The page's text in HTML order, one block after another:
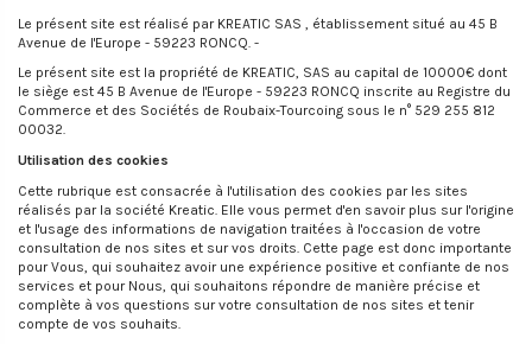
Le présent site est réalisé par KREATIC SAS , établissement situé au 45 B
Avenue de l'Europe - 59223 RONCQ. -
Le présent site est la propriété de KREATIC, SAS au capital de 10000€ dont
le siège est 45 B Avenue de l'Europe - 59223 RONCQ inscrite au Registre du
Commerce et des Sociétés de Roubaix-Tourcoing sous le n° 529 255 812
00032.
Utilisation des cookies
Cette rubrique est consacrée à l'utilisation des cookies par les sites
réalisés par la société Kreatic. Elle vous permet d'en savoir plus sur l'origine
et l'usage des informations de navigation traitées à l'occasion de votre
consultation de nos sites et sur vos droits. Cette page est donc importante
pour Vous, qui souhaitez avoir une expérience positive et confiante de nos
services et pour Nous, qui souhaitons répondre de manière précise et
complète à vos questions sur votre consultation de nos sites et tenir
compte de vos souhaits.